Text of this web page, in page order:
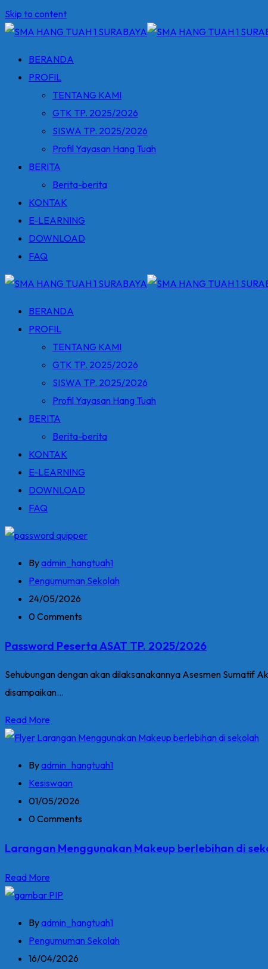
Skip to content
BERANDA
PROFIL
TENTANG KAMI
GTK TP. 2025/2026
SISWA TP. 2025/2026
Profil Yayasan Hang Tuah
BERITA
Berita-berita
KONTAK
E-LEARNING
DOWNLOAD
FAQ
BERANDA
PROFIL
TENTANG KAMI
GTK TP. 2025/2026
SISWA TP. 2025/2026
Profil Yayasan Hang Tuah
BERITA
Berita-berita
KONTAK
E-LEARNING
DOWNLOAD
FAQ
Byadmin_hangtuah1
Pengumuman Sekolah
24/05/2026
0 Comments
Password Peserta ASAT TP. 2025/2026
Sehubungan dengan akan dilaksanakannya Asesmen Sumatif
disampaikan...
Read More
Byadmin_hangtuah1
Kesiswaan
01/05/2026
0 Comments
Larangan Menggunakan Makeup berlebihan di
Read More
Byadmin_hangtuah1
Pengumuman Sekolah
16/04/2026